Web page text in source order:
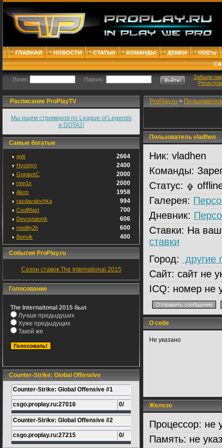
ГЛАВНАЯ НОВОСТИ СТАТЬИ КОМАНДЫ ДЕМКИ
VOD'ы
Логин: Пароль:
Забыли
Расписание ProPlayTV
Мы ищем стримеров по League of Legends
и DOTA2!
Самые богатые
ggtt 2664
Hvostyn 2400
GopaveC 2000
rmn1x 2000
Akon 1958
razdavalochka 994
CoolMast 700
Devostatortk 606
modify2h 600
Boevik 400
События ProPlay.ru
Сезон ставок The International 2015
Голосование
The Internaitonal 2015 был
Лучше предыдуших
Хуже предыдущих
Такой же
Counter-Strike: Global Offensive
Counter-Strike: Global Offensive #1
csgo.proplay.ru:27016 0/
Counter-Strike: Global Offensive #2
csgo.proplay.ru:27215 0/
ProPlay.ru >
Пользователь vladhen
Ник: vladhen
Команды:
Статус:
Галерея:
Дневник:
Ставки: На
ставки
Город:
другие
Сайт: сайт не
ICQ: номер не
О себе
Не указано
Железо
Процессор: не
Память: не